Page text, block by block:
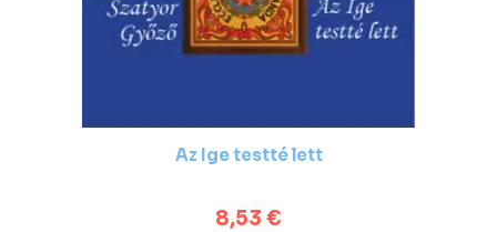
Az Ige testté lett
8,53 €